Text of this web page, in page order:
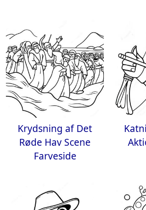
Krydsning af Det
Røde Hav Scene
Farveside